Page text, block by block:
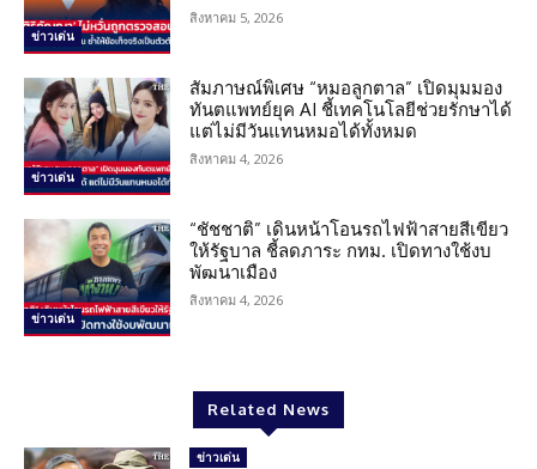
ข่าวเด่น
สิงหาคม 5, 2026
ข่าวเด่น
สัมภาษณ์พิเศษ “หมอลูกตาล” เปิดมุมมอง
ทันตแพทย์ยุค AI ชี้เทคโนโลยีช่วยรักษาได้
แต่ไม่มีวันแทนหมอได้ทั้งหมด
สิงหาคม 4, 2026
ข่าวเด่น
“ชัชชาติ” เดินหน้าโอนรถไฟฟ้าสายสีเขียว
ให้รัฐบาล ชี้ลดภาระ กทม. เปิดทางใช้งบ
พัฒนาเมือง
สิงหาคม 4, 2026
Related News
ข่าวเด่น